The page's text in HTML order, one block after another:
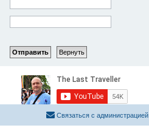
Связаться с администрацией